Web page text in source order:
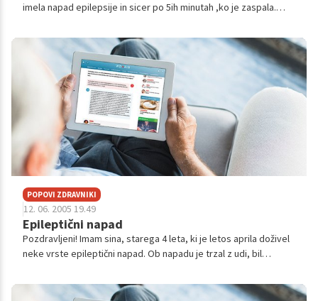
imela napad epilepsije in sicer po 5ih minutah ,ko je zaspala.
pomirjevalo ...
POPOVI ZDRAVNIKI
12. 06. 2005 19.49
Epileptični napad
Pozdravljeni! Imam sina, starega 4 leta, ki je letos aprila doživel
neke vrste epileptični napad. Ob napadu je trzal z udi, bil
trajalo o...